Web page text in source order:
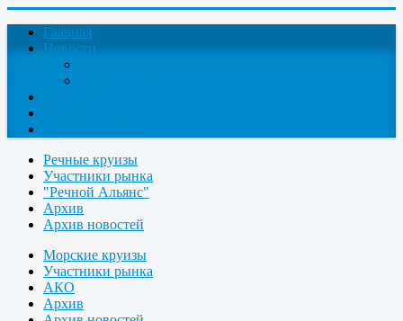
Главная
Новости
Речные круизы
Участники рынка
"Речной Альянс"
Архив
Архив новостей
Морские круизы
Участники рынка
АКО
Архив